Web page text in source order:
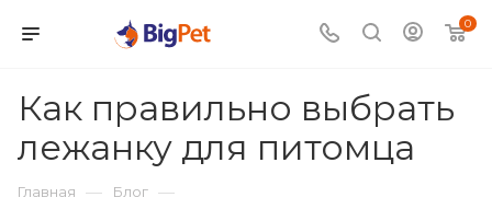
0
Как правильно выбрать
лежанку для питомца
Главная — Блог —